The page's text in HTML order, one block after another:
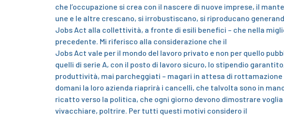
che l’occupazione si crea con il nascere di nuove imprese, il
une e le altre crescano, si irrobustiscano, si riproducano
Jobs Act alla collettività, a fronte di esili benefici – che nella
precedente. Mi riferisco alla considerazione che il
Jobs Act vale per il mondo del lavoro privato e non per quello
quelli di serie A, con il posto di lavoro sicuro, lo stipendio
produttività, mai parcheggiati – magari in attesa di rottamazione
domani la loro azienda riaprirà i cancelli, che talvolta sono in
ricatto verso la politica, che ogni giorno devono dimostrare
vivacchiare, poltrire. Per tutti questi motivi considero il